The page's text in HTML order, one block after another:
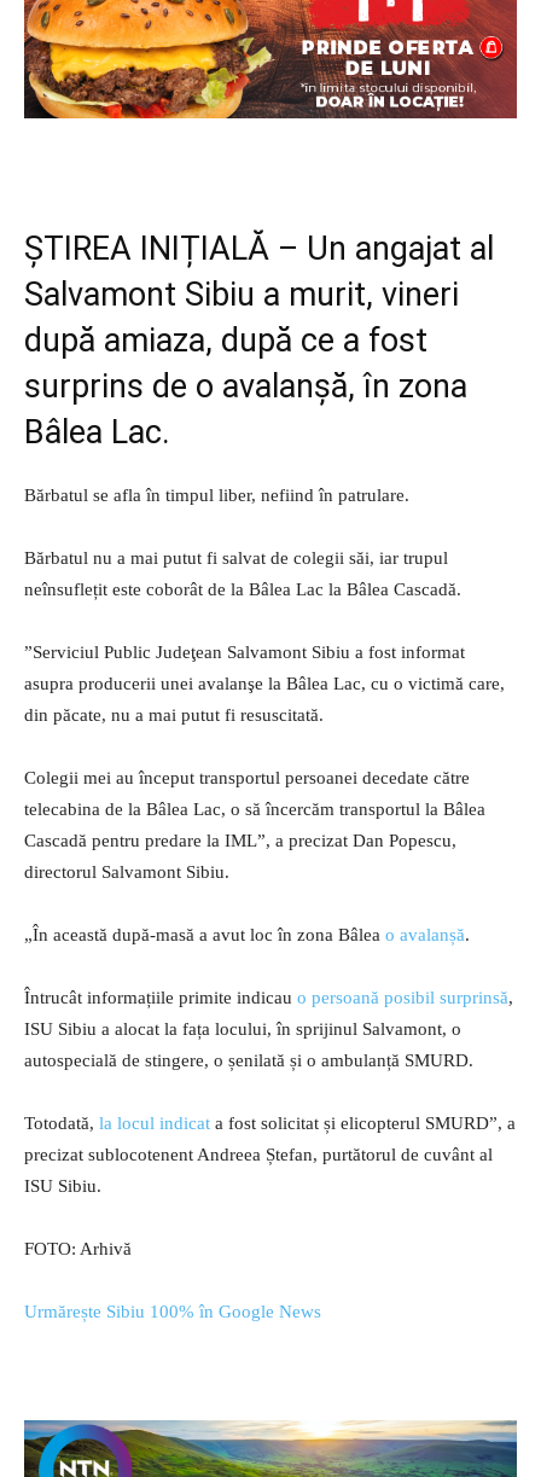
ȘTIREA INIȚIALĂ – Un angajat al
Salvamont Sibiu a murit, vineri
după amiaza, după ce a fost
surprins de o avalanșă, în zona
Bâlea Lac.
Bărbatul se afla în timpul liber, nefiind în patrulare.
Bărbatul nu a mai putut fi salvat de colegii săi, iar trupul
neînsuflețit este coborât de la Bâlea Lac la Bâlea Cascadă.
”Serviciul Public Judeţean Salvamont Sibiu a fost informat
asupra producerii unei avalanşe la Bâlea Lac, cu o victimă care,
din păcate, nu a mai putut fi resuscitată.
Colegii mei au început transportul persoanei decedate către
telecabina de la Bâlea Lac, o să încercăm transportul la Bâlea
Cascadă pentru predare la IML”, a precizat Dan Popescu,
directorul Salvamont Sibiu.
„În această după-masă a avut loc în zona Bâlea o avalanșă.
Întrucât informațiile primite indicau o persoană posibil surprinsă,
ISU Sibiu a alocat la fața locului, în sprijinul Salvamont, o
autospecială de stingere, o șenilată și o ambulanță SMURD.
Totodată, la locul indicat a fost solicitat și elicopterul SMURD”, a
precizat sublocotenent Andreea Ștefan, purtătorul de cuvânt al
ISU Sibiu.
FOTO: Arhivă
Urmărește Sibiu 100% în Google News